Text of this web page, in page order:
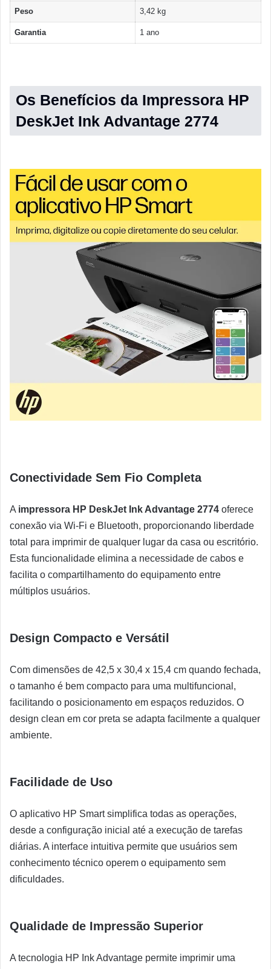
Peso 3,42 kg
Garantia 1 ano
Os Benefícios da Impressora HP
DeskJet Ink Advantage 2774
Conectividade Sem Fio Completa
A impressora HP DeskJet Ink Advantage 2774 oferece
conexão via Wi-Fi e Bluetooth, proporcionando liberdade
total para imprimir de qualquer lugar da casa ou escritório.
Esta funcionalidade elimina a necessidade de cabos e
facilita o compartilhamento do equipamento entre
múltiplos usuários.
Design Compacto e Versátil
Com dimensões de 42,5 x 30,4 x 15,4 cm quando fechada,
o tamanho é bem compacto para uma multifuncional,
facilitando o posicionamento em espaços reduzidos. O
design clean em cor preta se adapta facilmente a qualquer
ambiente.
Facilidade de Uso
O aplicativo HP Smart simplifica todas as operações,
desde a configuração inicial até a execução de tarefas
diárias. A interface intuitiva permite que usuários sem
conhecimento técnico operem o equipamento sem
dificuldades.
Qualidade de Impressão Superior
A tecnologia HP Ink Advantage permite imprimir uma